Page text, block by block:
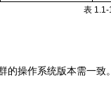
表 1.1-
的操作系统版本需一致。